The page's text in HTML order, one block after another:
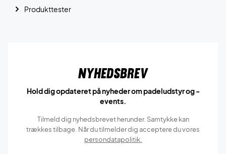
Produkttester
Nyhedsbrev
Hold dig opdateret på nyheder om padeludstyr og -
events.
Tilmeld dig nyhedsbrevet herunder. Samtykke kan
trækkes tilbage. Når du tilmelder dig acceptere du vores
persondatapolitik.